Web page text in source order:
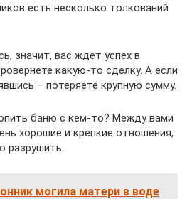
есть несколько толкований
значит, вас ждет успех в
какую-то сделку. А если
– потеряете крупную сумму.
баню с кем-то? Между вами
хорошие и крепкие отношения,
разрушить.
могила матери в воде